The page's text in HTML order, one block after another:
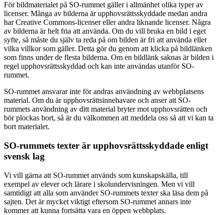
För bildmaterialet på SO-rummet gäller i allmänhet olika typer av
licenser. Många av bilderna är upphovsrättsskyddade medan andra
har Creative Commons-licenser eller andra liknande licenser. Några
av bilderna är helt fria att använda. Om du vill bruka en bild i eget
syfte, så måste du själv ta reda på om bilden är fri att använda eller
vilka villkor som gäller. Detta gör du genom att klicka på bildlänken
som finns under de flesta bilderna. Om en bildlänk saknas är bilden i
regel upphovsrättsskyddad och kan inte användas utanför SO-
rummet.
SO-rummet ansvarar inte för andras användning av webbplatsens
material. Om du är upphovsrättsinnehavare och anser att SO-
rummets användning av ditt material bryter mot upphovsrätten och
bör plockas bort, så är du välkommen att meddela oss så att vi kan ta
bort materialet.
SO-rummets texter är upphovsrättsskyddade enligt
svensk lag
Vi vill gärna att SO-rummet används som kunskapskälla, till
exempel av elever och lärare i skolundervisningen. Men vi vill
samtidigt att alla som använder SO-rummets texter ska läsa dem på
sajten. Det är mycket viktigt eftersom SO-rummet annars inte
kommer att kunna fortsätta vara en öppen webbplats.